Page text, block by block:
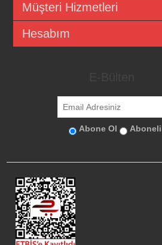
Müşteri Hizmetleri
Hesabım
Abone Ol